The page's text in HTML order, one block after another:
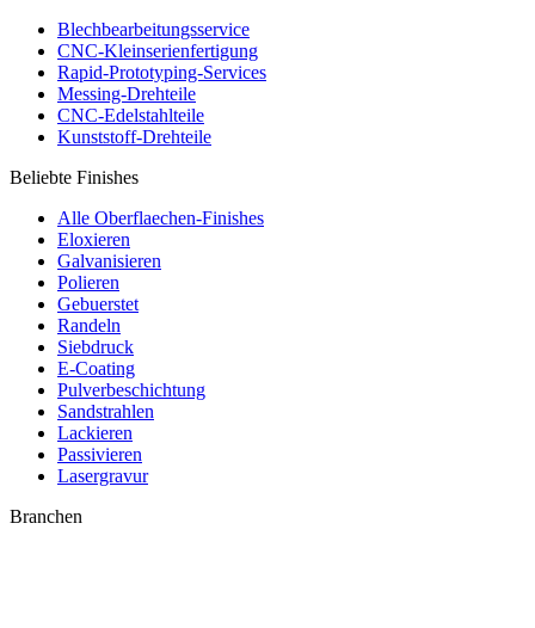
Blechbearbeitungsservice
CNC-Kleinserienfertigung
Rapid-Prototyping-Services
Messing-Drehteile
CNC-Edelstahlteile
Kunststoff-Drehteile
Beliebte Finishes
Alle Oberflaechen-Finishes
Eloxieren
Galvanisieren
Polieren
Gebuerstet
Randeln
Siebdruck
E-Coating
Pulverbeschichtung
Sandstrahlen
Lackieren
Passivieren
Lasergravur
Branchen